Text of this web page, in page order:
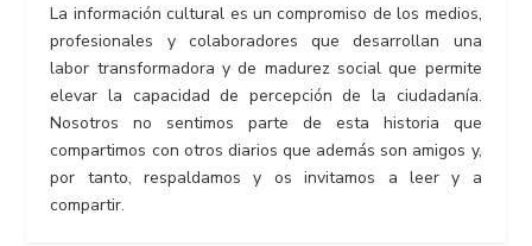
La información cultural es un compromiso de los medios,
profesionales y colaboradores que desarrollan una
labor transformadora y de madurez social que permite
elevar la capacidad de percepción de la ciudadanía.
Nosotros no sentimos parte de esta historia que
compartimos con otros diarios que además son amigos y,
por tanto, respaldamos y os invitamos a leer y a
compartir.